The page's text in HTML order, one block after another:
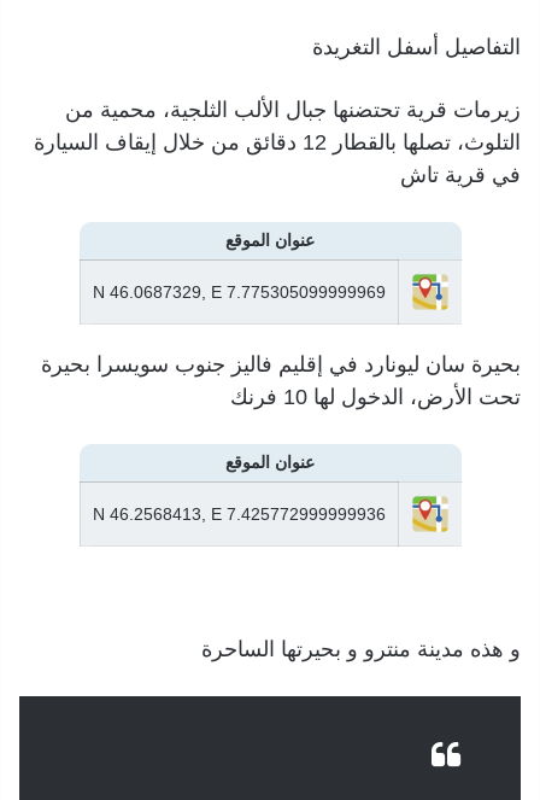
التفاصيل أسفل التغريدة
زيرمات قرية تحتضنها جبال الألب الثلجية، محمية من
التلوث، تصلها بالقطار 12 دقائق من خلال إيقاف السيارة
في قرية تاش
عنوان الموقع
N 46.0687329, E 7.775305099999969
بحيرة سان ليونارد في إقليم فاليز جنوب سويسرا بحيرة
تحت الأرض، الدخول لها 10 فرنك
عنوان الموقع
N 46.2568413, E 7.425772999999936
و هذه مدينة منترو و بحيرتها الساحرة